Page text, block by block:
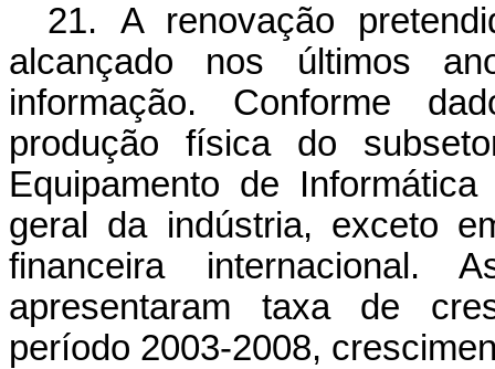
21. A renovação
alcançado nos últimos
informação. Conforme
produção física do
Equipamento de
geral da indústria, exceto
financeira internacional.
apresentaram taxa de
período 2003-2008,